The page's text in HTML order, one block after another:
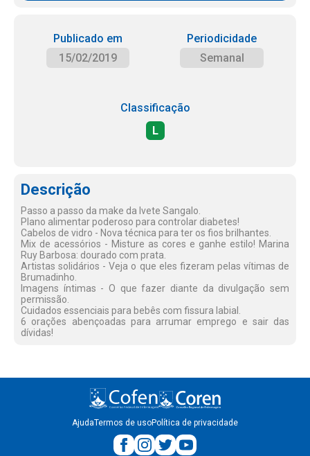
Publicado em
15/02/2019
Periodicidade
Semanal
Classificação
L
Descrição
Passo a passo da make da Ivete Sangalo.
Plano alimentar poderoso para controlar diabetes!
Cabelos de vidro - Nova técnica para ter os fios brilhantes.
Mix de acessórios - Misture as cores e ganhe estilo! Marina
Ruy Barbosa: dourado com prata.
Artistas solidários - Veja o que eles fizeram pelas vítimas de
Brumadinho.
Imagens íntimas - O que fazer diante da divulgação sem
permissão.
Cuidados essenciais para bebês com fissura labial.
6 orações abençoadas para arrumar emprego e sair das
dívidas!
AjudaTermos de usoPolítica de privacidade